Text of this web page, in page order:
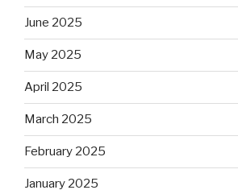
June 2025
May 2025
April 2025
March 2025
February 2025
January 2025